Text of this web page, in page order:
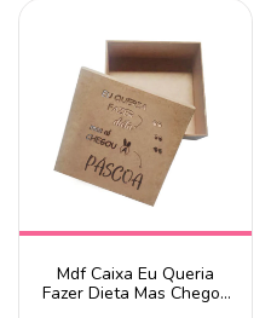
Mdf Caixa Eu Queria
Fazer Dieta Mas Chegou